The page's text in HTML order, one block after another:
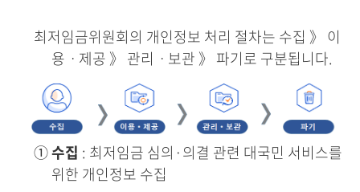
최저임금위원회의 개인정보 처리 절차는 수집 》 이
용ㆍ제공 》 관리ㆍ보관 》 파기로 구분됩니다.
①수집 : 최저임금 심의·의결 관련 대국민 서비스를
위한 개인정보 수집